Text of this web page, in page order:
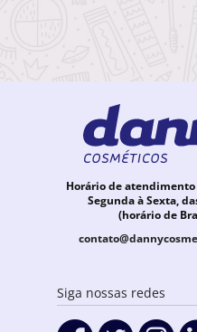
Horário de
Segunda à Sexta,
(horário de
Siga nossas redes